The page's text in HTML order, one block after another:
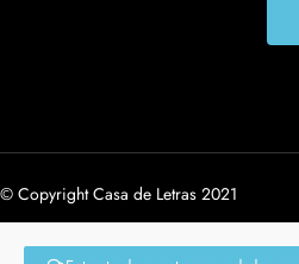
© Copyright Casa de Letras 2021